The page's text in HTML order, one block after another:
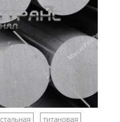
стальная титановая